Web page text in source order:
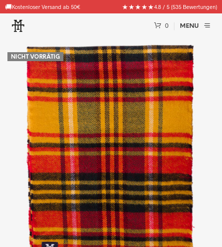
🚚Kostenloser Versand ab 50€ ★★★★★4.8 / 5 (535 Bewertungen)
0 MENU
NICHT VORRÄTIG